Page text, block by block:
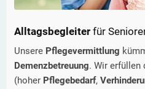
Alltagsbegleiter für
Unsere Pflegevermittlung
Demenzbetreuung. Wir erfüllen
(hoher Pflegebedarf,